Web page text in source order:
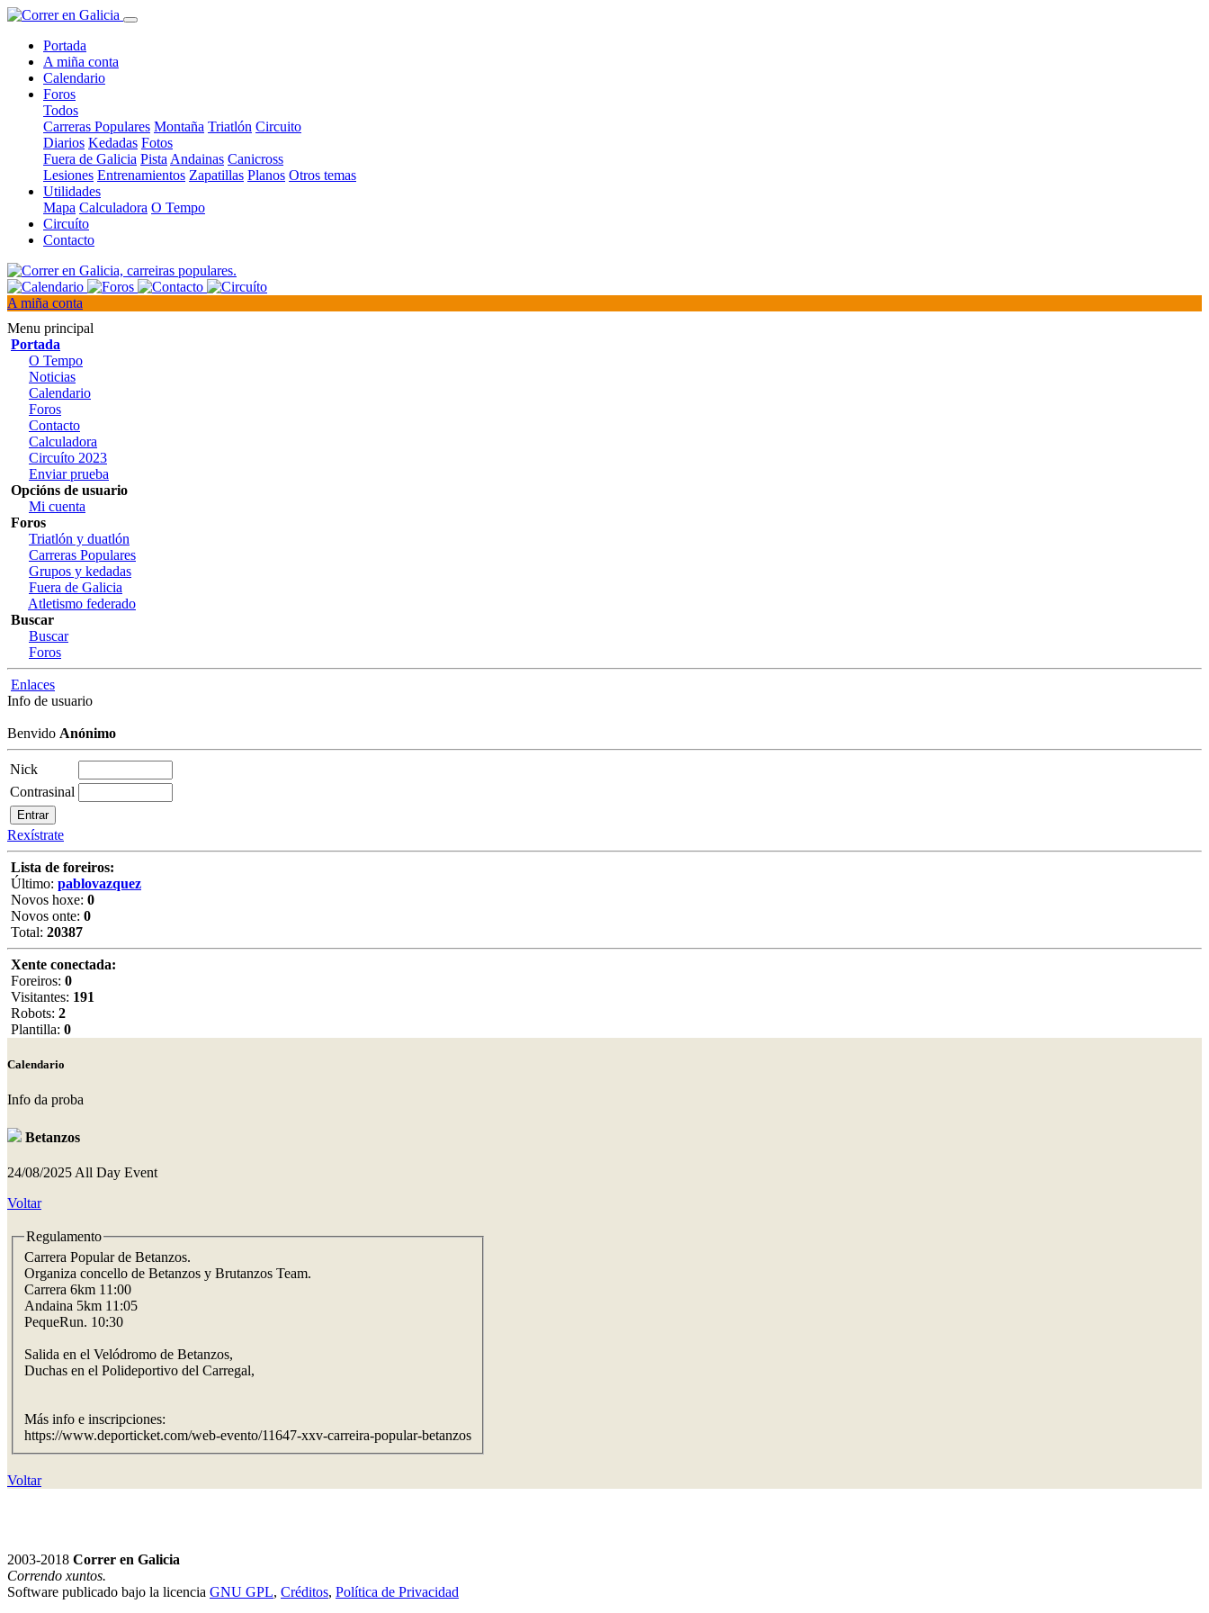
Portada
A miña conta
Calendario
Foros
Todos
Carreras Populares Montaña Triatlón Circuito
Diarios Kedadas Fotos
Fuera de Galicia Pista Andainas Canicross
Lesiones Entrenamientos Zapatillas Planos Otros temas
Utilidades
Mapa Calculadora O Tempo
Circuíto
Contacto
A miña conta
Menu principal
Portada
O Tempo
Noticias
Calendario
Foros
Contacto
Calculadora
Circuíto 2023
Enviar prueba
Opcións de usuario
Mi cuenta
Foros
Triatlón y duatlón
Carreras Populares
Grupos y kedadas
Fuera de Galicia
Atletismo federado
Buscar
Buscar
Foros
Enlaces
Info de usuario
Benvido Anónimo
Nick
Contrasinal
Rexístrate
Lista de foreiros:
Último: pablovazquez
Novos hoxe: 0
Novos onte: 0
Total: 20387
Xente conectada:
Foreiros: 0
Visitantes: 191
Robots: 2
Plantilla: 0
Calendario
Info da proba
Betanzos
24/08/2025 All Day Event
Voltar
Regulamento
Carrera Popular de Betanzos.
Organiza concello de Betanzos y Brutanzos Team.
Carrera 6km 11:00
Andaina 5km 11:05
PequeRun. 10:30
Salida en el Velódromo de Betanzos,
Duchas en el Polideportivo del Carregal,
Más info e inscripciones:
https://www.deporticket.com/web-evento/11647-xxv-carreira-popular-betanzos
Voltar
2003-2018 Correr en Galicia
Correndo xuntos.
Software publicado bajo la licencia GNU GPL, Créditos, Política de Privacidad